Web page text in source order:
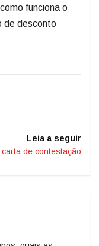
funciona o
de desconto
Leia a seguir
de contestação